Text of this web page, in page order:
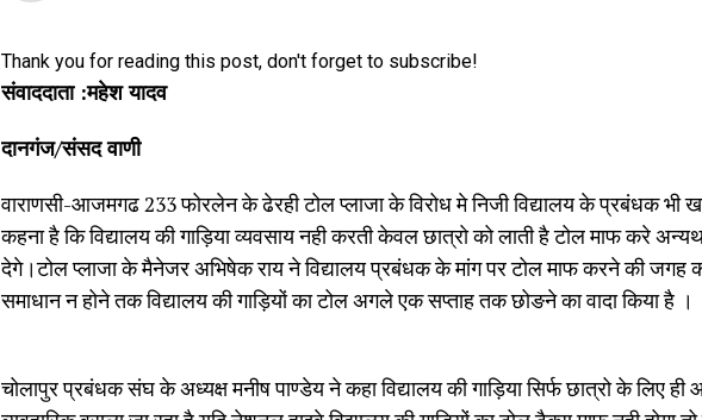
Thank you for reading this post, don't forget to subscribe!
संवाददाता :महेश यादव
दानगंज/संसद वाणी
वाराणसी-आजमगढ 233 फोरलेन के ढेरही टोल प्लाजा के विरोध मे निजी विद्यालय के प्रबंधक भी
कहना है कि विद्यालय की गाड़िया व्यवसाय नही करती केवल छात्रो को लाती है टोल माफ करे
देगे।टोल प्लाजा के मैनेजर अभिषेक राय ने विद्यालय प्रबंधक के मांग पर टोल माफ करने की
समाधान न होने तक विद्यालय की गाड़ियों का टोल अगले एक सप्ताह तक छोङने का वादा किया है ।
चोलापुर प्रबंधक संघ के अध्यक्ष मनीष पाण्डेय ने कहा विद्यालय की गाड़िया सिर्फ छात्रो के लिए